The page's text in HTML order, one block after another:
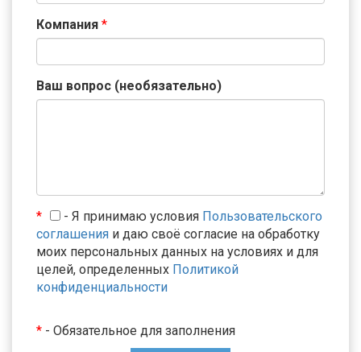
Компания *
Ваш вопрос (необязательно)
* - Я принимаю условия Пользовательского
соглашения и даю своё согласие на обработку
моих персональных данных на условиях и для
целей, определенных Политикой
конфиденциальности
* - Обязательное для заполнения